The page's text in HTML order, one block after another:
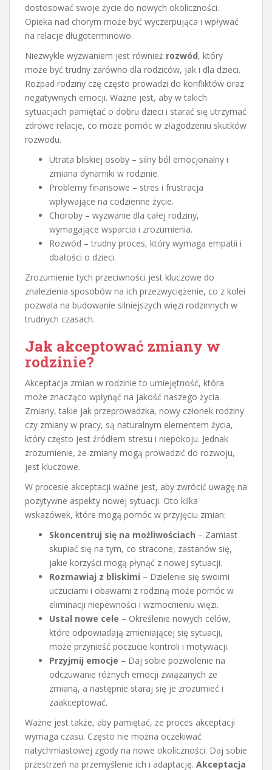
dostosować swoje życie do nowych okoliczności.
Opieka nad chorym może być wyczerpująca i wpływać
na relacje długoterminowo.
Niezwykle wyzwaniem jest również rozwód, który
może być trudny zarówno dla rodziców, jak i dla dzieci.
Rozpad rodziny czę często prowadzi do konfliktów oraz
negatywnych emocji. Ważne jest, aby w takich
sytuacjach pamiętać o dobru dzieci i starać się utrzymać
zdrowe relacje, co może pomóc w złagodzeniu skutków
rozwodu.
Utrata bliskiej osoby – silny ból emocjonalny i
zmiana dynamiki w rodzinie.
Problemy finansowe – stres i frustracja
wpływające na codzienne życie.
Choroby – wyzwanie dla całej rodziny,
wymagające wsparcia i zrozumienia.
Rozwód – trudny proces, który wymaga empatii i
dbałości o dzieci.
Zrozumienie tych przeciwności jest kluczowe do
znalezienia sposobów na ich przezwyciężenie, co z kolei
pozwala na budowanie silniejszych więzi rodzinnych w
trudnych czasach.
Jak akceptować zmiany w
rodzinie?
Akceptacja zmian w rodzinie to umiejętność, która
może znacząco wpłynąć na jakość naszego życia.
Zmiany, takie jak przeprowadzka, nowy członek rodziny
czy zmiany w pracy, są naturalnym elementem życia,
który często jest źródłem stresu i niepokoju. Jednak
zrozumienie, że zmiany mogą prowadzić do rozwoju,
jest kluczowe.
W procesie akceptacji ważne jest, aby zwrócić uwagę na
pozytywne aspekty nowej sytuacji. Oto kilka
wskazówek, które mogą pomóc w przyjęciu zmian:
Skoncentruj się na możliwościach – Zamiast
skupiać się na tym, co stracone, zastanów się,
jakie korzyści mogą płynąć z nowej sytuacji.
Rozmawiaj z bliskimi – Dzielenie się swoimi
uczuciami i obawami z rodziną może pomóc w
eliminacji niepewności i wzmocnieniu więzi.
Ustal nowe cele – Określenie nowych celów,
które odpowiadają zmieniającej się sytuacji,
może przynieść poczucie kontroli i motywacji.
Przyjmij emocje – Daj sobie pozwolenie na
odczuwanie różnych emocji związanych ze
zmianą, a następnie staraj się je zrozumieć i
zaakceptować.
Ważne jest także, aby pamiętać, że proces akceptacji
wymaga czasu. Często nie można oczekiwać
natychmiastowej zgody na nowe okoliczności. Daj sobie
przestrzeń na przemyślenie ich i adaptację. Akceptacja